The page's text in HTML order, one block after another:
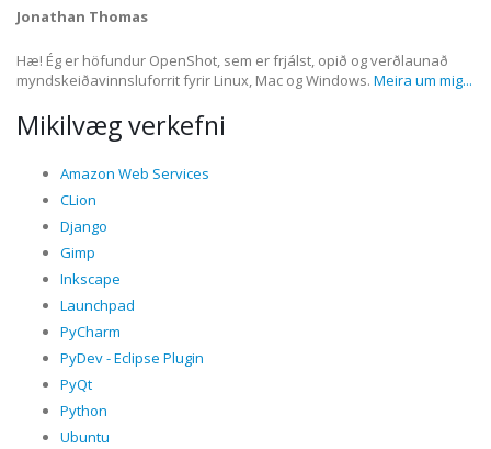
Jonathan Thomas
Hæ! Ég er höfundur OpenShot, sem er frjálst, opið og verðlaunað
myndskeiðavinnsluforrit fyrir Linux, Mac og Windows. Meira um mig...
Mikilvæg verkefni
Amazon Web Services
CLion
Django
Gimp
Inkscape
Launchpad
PyCharm
PyDev - Eclipse Plugin
PyQt
Python
Ubuntu